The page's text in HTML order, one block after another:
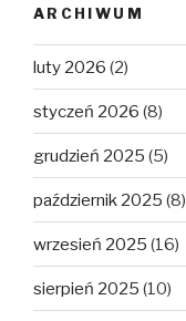
ARCHIWUM
luty 2026 (2)
styczeń 2026 (8)
grudzień 2025 (5)
październik 2025 (8)
wrzesień 2025 (16)
sierpień 2025 (10)